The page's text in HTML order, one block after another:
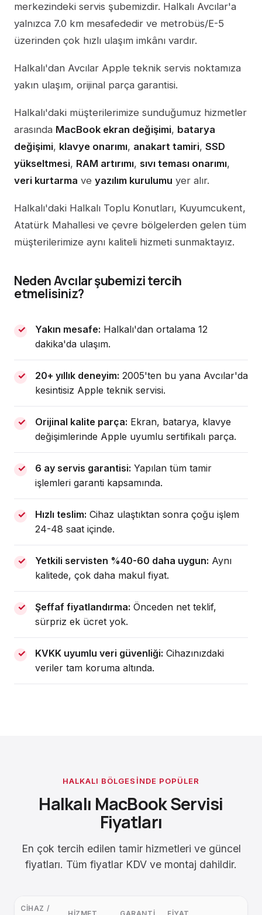
merkezindeki servis şubemizdir. Halkalı Avcılar'a
yalnızca 7.0 km mesafededir ve metrobüs/E-5
üzerinden çok hızlı ulaşım imkânı vardır.
Halkalı'dan Avcılar Apple teknik servis noktamıza
yakın ulaşım, orijinal parça garantisi.
Halkalı'daki müşterilerimize sunduğumuz hizmetler
arasında MacBook ekran değişimi, batarya
değişimi, klavye onarımı, anakart tamiri, SSD
yükseltmesi, RAM artırımı, sıvı teması onarımı,
veri kurtarma ve yazılım kurulumu yer alır.
Halkalı'daki Halkalı Toplu Konutları, Kuyumcukent,
Atatürk Mahallesi ve çevre bölgelerden gelen tüm
müşterilerimize aynı kaliteli hizmeti sunmaktayız.
Neden Avcılar şubemizi tercih
etmelisiniz?
Yakın mesafe: Halkalı'dan ortalama 12
dakika'da ulaşım.
20+ yıllık deneyim: 2005'ten bu yana Avcılar'da
kesintisiz Apple teknik servisi.
Orijinal kalite parça: Ekran, batarya, klavye
değişimlerinde Apple uyumlu sertifikalı parça.
6 ay servis garantisi: Yapılan tüm tamir
işlemleri garanti kapsamında.
Hızlı teslim: Cihaz ulaştıktan sonra çoğu işlem
24-48 saat içinde.
Yetkili servisten %40-60 daha uygun: Aynı
kalitede, çok daha makul fiyat.
Şeffaf fiyatlandırma: Önceden net teklif,
sürpriz ek ücret yok.
KVKK uyumlu veri güvenliği: Cihazınızdaki
veriler tam koruma altında.
HALKALI BÖLGESINDE POPÜLER
Halkalı MacBook Servisi
Fiyatları
En çok tercih edilen tamir hizmetleri ve güncel
fiyatları. Tüm fiyatlar KDV ve montaj dahildir.
CIHAZ /